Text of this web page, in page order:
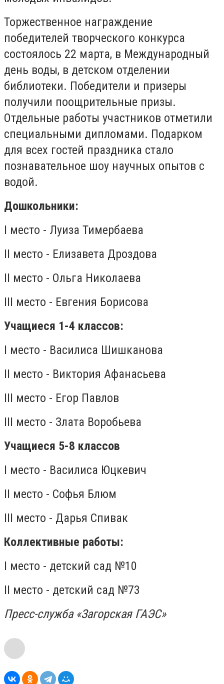
Торжественное награждение
победителей творческого конкурса
состоялось 22 марта, в Международный
день воды, в детском отделении
библиотеки. Победители и призеры
получили поощрительные призы.
Отдельные работы участников отметили
специальными дипломами. Подарком
для всех гостей праздника стало
познавательное шоу научных опытов с
водой.
Дошкольники:
I место - Луиза Тимербаева
II место - Елизавета Дроздова
II место - Ольга Николаева
III место - Евгения Борисова
Учащиеся 1-4 классов:
I место - Василиса Шишканова
II место - Виктория Афанасьева
III место - Егор Павлов
III место - Злата Воробьева
Учащиеся 5-8 классов
I место - Василиса Юцкевич
II место - Софья Блюм
III место - Дарья Спивак
Коллективные работы:
I место - детский сад №10
II место - детский сад №73
Пресс-служба «Загорская ГАЭС»